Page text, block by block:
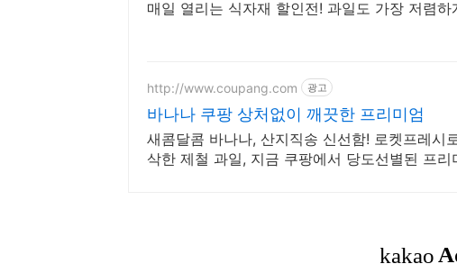
매일 열리는 식자재 할인전! 과일도 가장 저렴하
http://www.coupang.com 광고
바나나 쿠팡 상처없이 깨끗한 프리미엄
새콤달콤 바나나, 산지직송 신선함! 로켓프레시
삭한 제철 과일, 지금 쿠팡에서 당도선별된 프